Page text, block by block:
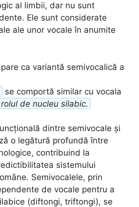
al limbii, dar nu sunt
Ele sunt considerate
ale unor vocale în anumite
ca variantă semivocalică a
se comportă similar cu vocala
de nucleu silabic.
dintre semivocale și
o legătură profundă între
contribuind la
sistemului
Semivocalele, prin
de vocale pentru a
(diftongi, triftongi), se